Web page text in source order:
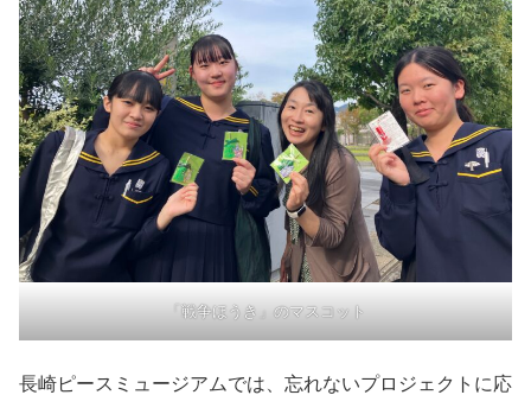
「戦争ほうき」のマスコット
長崎ピースミュージアムでは、忘れないプロジェクトに応